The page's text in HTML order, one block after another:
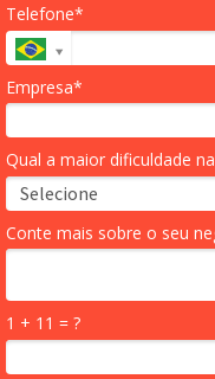
Telefone*
Empresa*
Qual a maior dificuldade
Conte mais sobre o seu
1 + 11 = ?